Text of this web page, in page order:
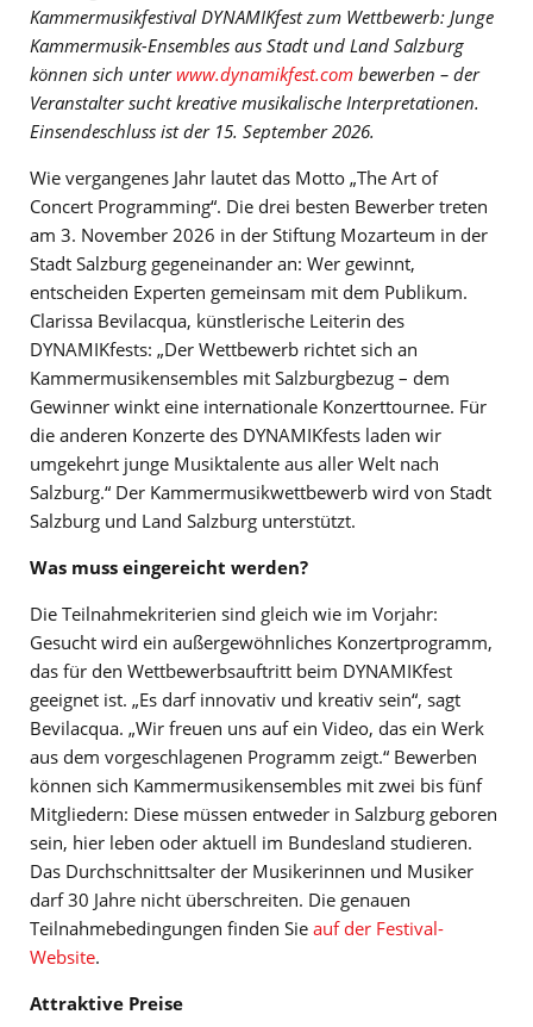
Kammermusikfestival DYNAMIKfest zum Wettbewerb: Junge
Kammermusik-Ensembles aus Stadt und Land Salzburg
können sich unterwww.dynamikfest.com bewerben – der
Veranstalter sucht kreative musikalische Interpretationen.
Einsendeschluss ist der 15. September 2026.
Wie vergangenes Jahr lautet das Motto „The Art of
Concert Programming“. Die drei besten Bewerber treten
am 3. November 2026 in der Stiftung Mozarteum in der
Stadt Salzburg gegeneinander an: Wer gewinnt,
entscheiden Experten gemeinsam mit dem Publikum.
Clarissa Bevilacqua, künstlerische Leiterin des
DYNAMIKfests: „Der Wettbewerb richtet sich an
Kammermusikensembles mit Salzburgbezug – dem
Gewinner winkt eine internationale Konzerttournee. Für
die anderen Konzerte des DYNAMIKfests laden wir
umgekehrt junge Musiktalente aus aller Welt nach
Salzburg.“ Der Kammermusikwettbewerb wird von Stadt
Salzburg und Land Salzburg unterstützt.
Was muss eingereicht werden?
Die Teilnahmekriterien sind gleich wie im Vorjahr:
Gesucht wird ein außergewöhnliches Konzertprogramm,
das für den Wettbewerbsauftritt beim DYNAMIKfest
geeignet ist. „Es darf innovativ und kreativ sein“, sagt
Bevilacqua. „Wir freuen uns auf ein Video, das ein Werk
aus dem vorgeschlagenen Programm zeigt.“ Bewerben
können sich Kammermusikensembles mit zwei bis fünf
Mitgliedern: Diese müssen entweder in Salzburg geboren
sein, hier leben oder aktuell im Bundesland studieren.
Das Durchschnittsalter der Musikerinnen und Musiker
darf 30 Jahre nicht überschreiten. Die genauen
Teilnahmebedingungen finden Sie auf der Festival-
Website.
Attraktive Preise